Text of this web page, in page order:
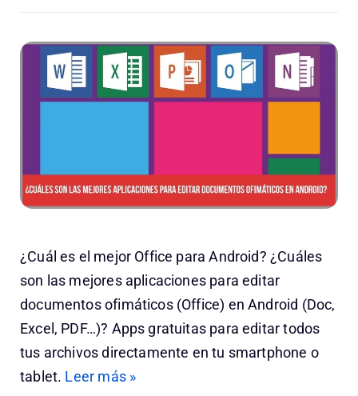
¿Cuál es el mejor Office para Android? ¿Cuáles
son las mejores aplicaciones para editar
documentos ofimáticos (Office) en Android (Doc,
Excel, PDF…)? Apps gratuitas para editar todos
tus archivos directamente en tu smartphone o
tablet. Leer más »